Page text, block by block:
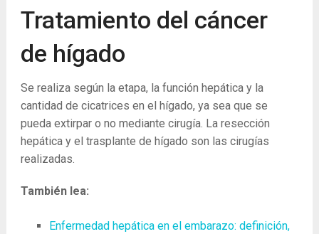
Tratamiento del cáncer
de hígado
Se realiza según la etapa, la función hepática y la
cantidad de cicatrices en el hígado, ya sea que se
pueda extirpar o no mediante cirugía. La resección
hepática y el trasplante de hígado son las cirugías
realizadas.
También lea:
Enfermedad hepática en el embarazo: definición,